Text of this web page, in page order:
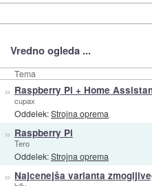
Vredno ogleda ...
Tema
» Raspberry Pi + Home
cupax
Oddelek:Strojna oprema
» Raspberry Pi
Tero
Oddelek:Strojna oprema
» Najcenejša varianta